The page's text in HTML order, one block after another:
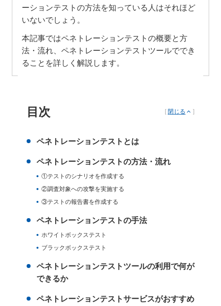
ーションテストの方法を知っている人はそれほど
いないでしょう。
本記事ではペネトレーションテストの概要と方
法・流れ、ペネトレーションテストツールででき
ることを詳しく解説します。
目次 [ 閉じる ]
ペネトレーションテストとは
ペネトレーションテストの方法・流れ
①テストのシナリオを作成する
②調査対象への攻撃を実施する
③テストの報告書を作成する
ペネトレーションテストの手法
ホワイトボックステスト
ブラックボックステスト
ペネトレーションテストツールの利用で何が
できるか
ペネトレーションテストサービスがおすすめ